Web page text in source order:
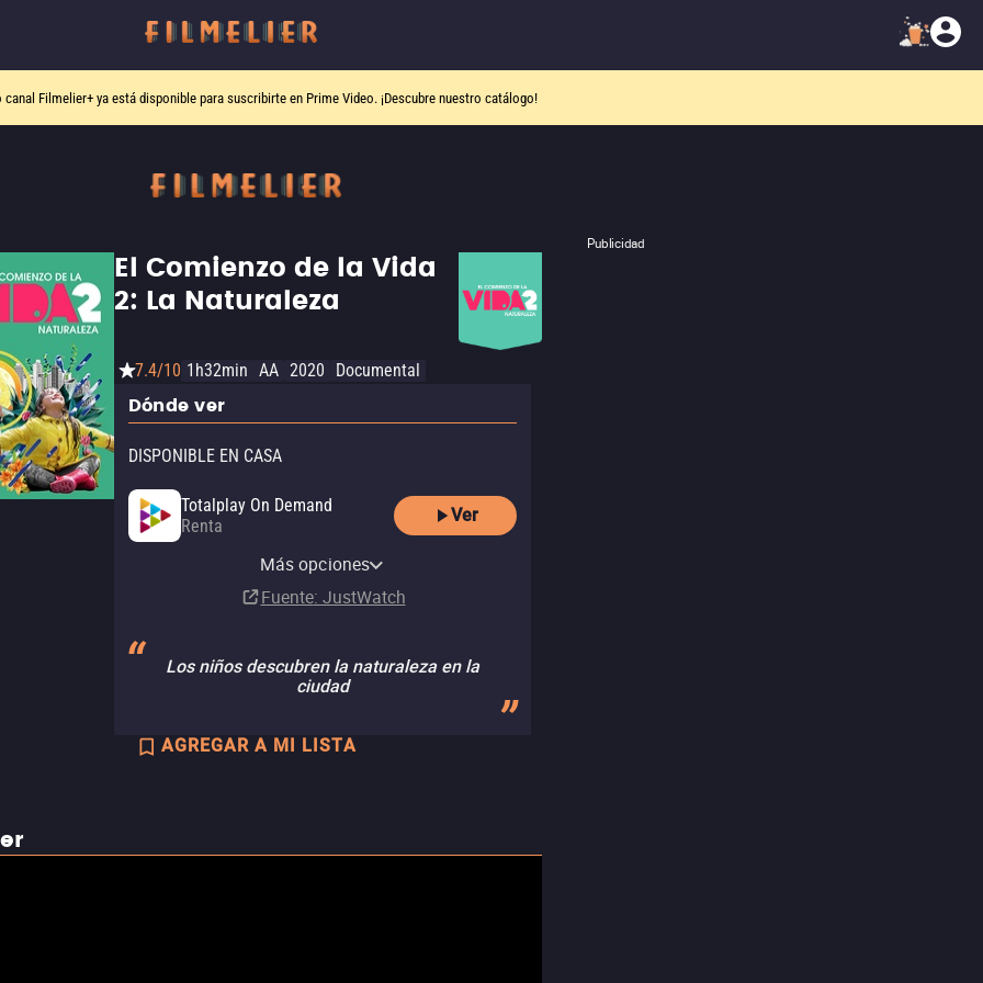
canal Filmelier+ya está disponible para suscribirte en Prime Video. ¡Descubre nuestro catálogo!
Publicidad
El Comienzo de la Vida
2: La Naturaleza
7.4/10 1h32min AA 2020 Documental
Dónde ver
DISPONIBLE EN CASA
Totalplay On Demand
Renta
Ver
SuscripciónMX$49.00
Más opciones
Fuente: JustWatch
Los niños descubren la naturaleza en la
ciudad
AGREGAR A MI LISTA